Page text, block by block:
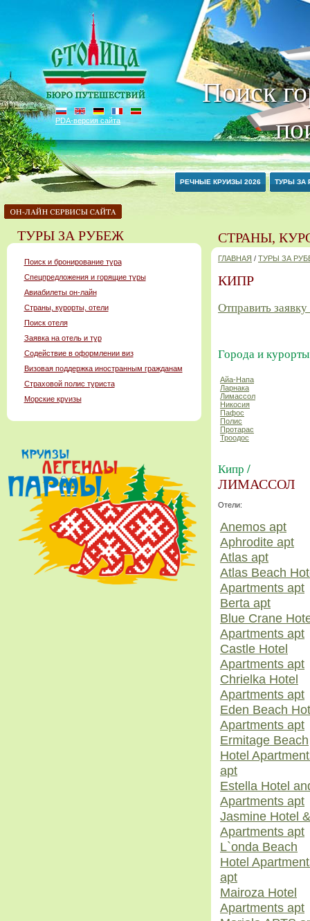
Поиск
PDA-версия сайта
РЕЧНЫЕ КРУИЗЫ 2026 ТУРЫ ЗА
ТУРЫ ЗА РУБЕЖ
Поиск и бронирование тура
Спецпредложения и горящие туры
Авиабилеты он-лайн
Страны, курорты, отели
Поиск отеля
Заявка на отель и тур
Содействие в оформлении виз
Визовая поддержка иностранным гражданам
Страховой полис туриста
Морские круизы
СТРАНЫ,
ГЛАВНАЯ / ТУРЫ ЗА
КИПР
Отправить
Города и
Айа-Напа
Ларнака
Лимассол
Никосия
Пафос
Полис
Протарас
Троодос
Кипр /
ЛИМАССОЛ
Отели:
Anemos apt
Aphrodite apt
Atlas apt
Atlas Beach
Apartments apt
Berta apt
Blue Crane
Apartments apt
Castle Hotel
Apartments apt
Chrielka Hotel
Apartments apt
Eden Beach
Apartments apt
Ermitage Beach
Hotel
apt
Estella Hotel
Apartments apt
Jasmine Hotel &
Apartments apt
L`onda Beach
Hotel
apt
Mairoza Hotel
Apartments apt